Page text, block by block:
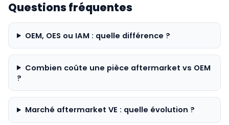
Questions fréquentes
OEM, OES ou IAM : quelle différence ?
Combien coûte une pièce aftermarket vs OEM
?
Marché aftermarket VE : quelle évolution ?